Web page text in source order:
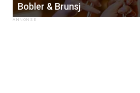
Bobler & Brunsj